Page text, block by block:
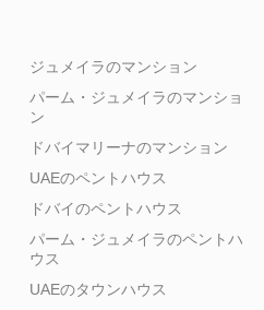
ジュメイラのマンション
パーム・ジュメイラのマンショ
ン
ドバイマリーナのマンション
UAEのペントハウス
ドバイのペントハウス
パーム・ジュメイラのペントハ
ウス
UAEのタウンハウス